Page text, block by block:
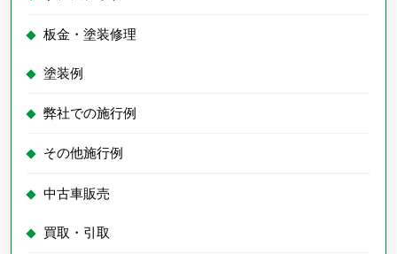
板金・塗装修理
塗装例
弊社での施行例
その他施行例
中古車販売
買取・引取